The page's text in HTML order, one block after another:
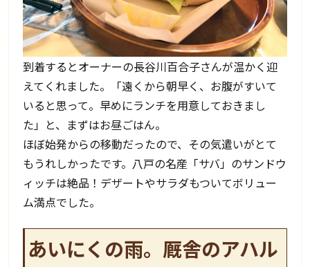
到着するとオーナーの長谷川百合子さんが温かく迎
えてくれました。「遠くから朝早く、お腹がすいて
いると思って。早めにランチを用意しておきまし
た」と、まずはお昼ごはん。
ほぼ始発からの移動だったので、その気遣いがとて
もうれしかったです。八戸の名産「サバ」のサンドウ
ィッチは絶品！デザートやサラダもついてボリュー
ム満点でした。
あいにくの雨。厩舎のアハル